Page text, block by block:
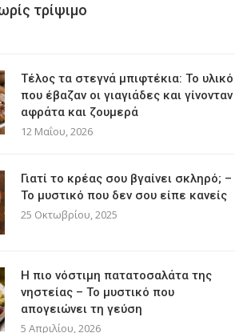
τρίψιμο
Τέλος τα στεγνά μπιφτέκια: Το υλικό
που έβαζαν οι γιαγιάδες και γίνονταν
αφράτα και ζουμερά
12 Μαΐου, 2026
Γιατί το κρέας σου βγαίνει σκληρό; –
Το μυστικό που δεν σου είπε κανείς
25 Οκτωβρίου, 2025
Η πιο νόστιμη πατατοσαλάτα της
νηστείας – Το μυστικό που
απογειώνει τη γεύση
5 Απριλίου, 2026